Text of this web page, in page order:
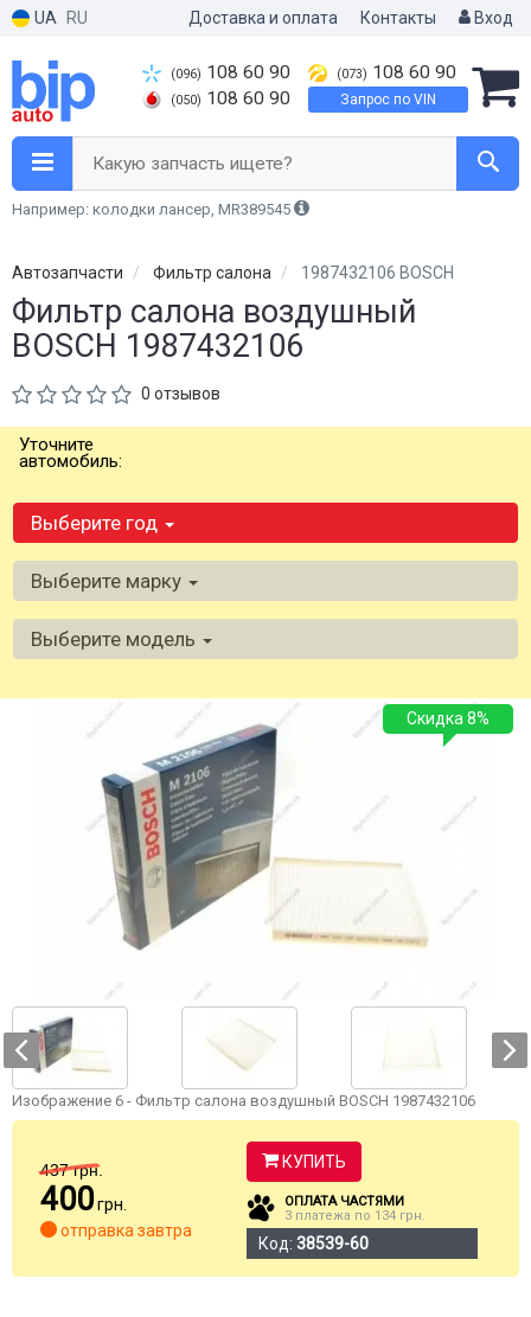
UA RU Доставка и оплата Контакты Вход
(096) 108 60 90
(050) 108 60 90
(073) 108 60 90
Запрос по VIN
Какую запчасть ищете?
Например: колодки лансер, MR389545
Автозапчасти Фильтр салона 1987432106 BOSCH
Фильтр салона воздушный
BOSCH 1987432106
0 отзывов
Уточните
автомобиль:
Выберите год
Выберите марку
Выберите модель
Скидка 8%
Изображение 6 - Фильтр салона воздушный BOSCH 1987432106
437 грн.
400грн.
отправка завтра
КУПИТЬ
ОПЛАТА ЧАСТЯМИ
3 платежа по 134 грн.
Код: 38539-60